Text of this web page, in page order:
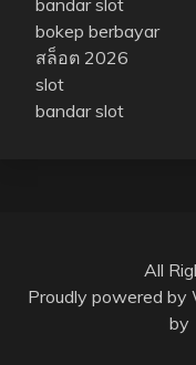
bokep berbayar
สล็อต 2026
slot
bandar slot
All
Proudly powered by
by